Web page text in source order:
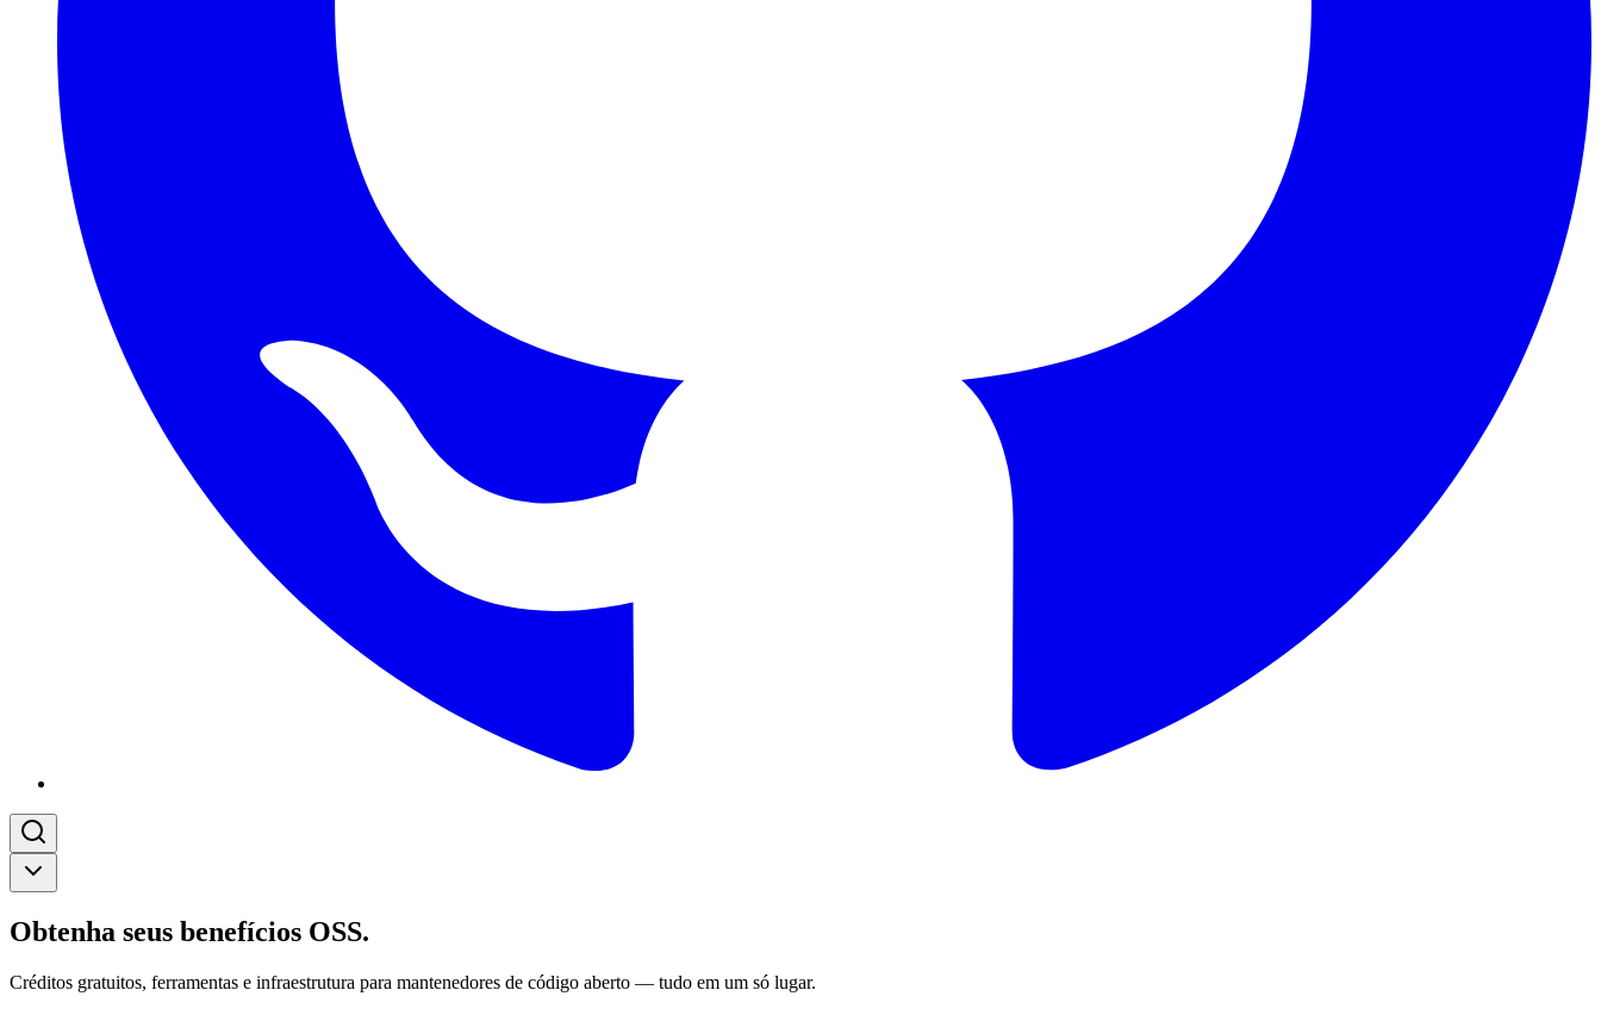
Obtenha seus benefícios OSS.
Créditos gratuitos, ferramentas e infraestrutura para mantenedores de código aberto — tudo em um só lugar.